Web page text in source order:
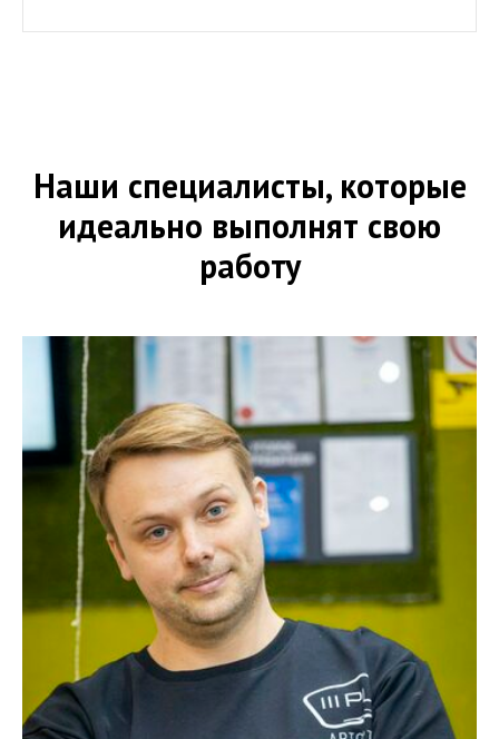
Наши специалисты, которые
идеально выполнят свою
работу